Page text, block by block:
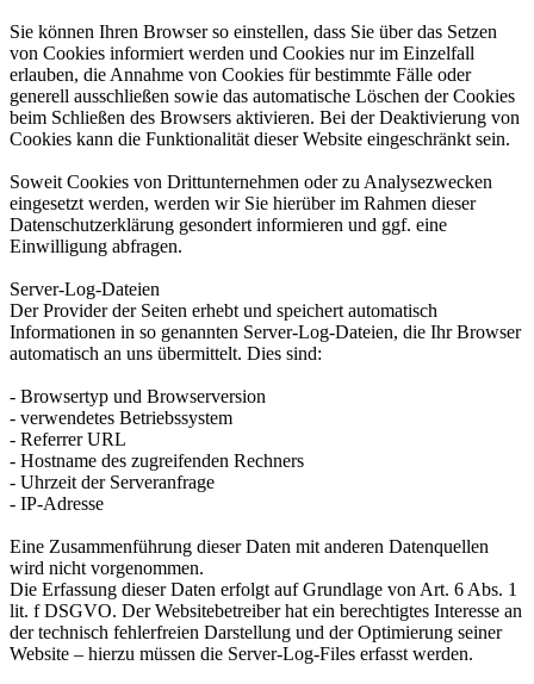
Sie können Ihren Browser so einstellen, dass Sie über das Setzen
von Cookies informiert werden und Cookies nur im Einzelfall
erlauben, die Annahme von Cookies für bestimmte Fälle oder
generell ausschließen sowie das automatische Löschen der Cookies
beim Schließen des Browsers aktivieren. Bei der Deaktivierung von
Cookies kann die Funktionalität dieser Website eingeschränkt sein.
Soweit Cookies von Drittunternehmen oder zu Analysezwecken
eingesetzt werden, werden wir Sie hierüber im Rahmen dieser
Datenschutzerklärung gesondert informieren und ggf. eine
Einwilligung abfragen.
Server-Log-Dateien
Der Provider der Seiten erhebt und speichert automatisch
Informationen in so genannten Server-Log-Dateien, die Ihr Browser
automatisch an uns übermittelt. Dies sind:
- Browsertyp und Browserversion
- verwendetes Betriebssystem
- Referrer URL
- Hostname des zugreifenden Rechners
- Uhrzeit der Serveranfrage
- IP-Adresse
Eine Zusammenführung dieser Daten mit anderen Datenquellen
wird nicht vorgenommen.
Die Erfassung dieser Daten erfolgt auf Grundlage von Art. 6 Abs. 1
lit. f DSGVO. Der Websitebetreiber hat ein berechtigtes Interesse an
der technisch fehlerfreien Darstellung und der Optimierung seiner
Website – hierzu müssen die Server-Log-Files erfasst werden.